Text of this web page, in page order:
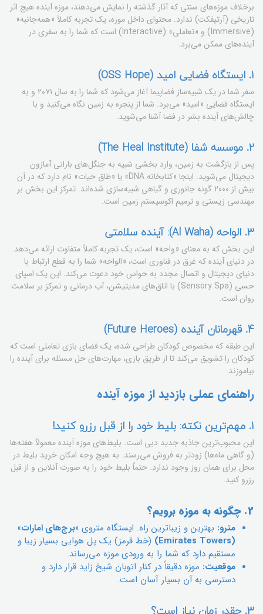
برخلاف موزه‌های سنتی که آثار گذشته را نمایش می‌دهند، موزه آینده هیچ اثر
تاریخی (آرتیفکت) ندارد. محتوای داخل موزه، یک تجربه کاملاً «همه‌جانبه»
(Immersive) و «تعاملی» (Interactive) است که شما را به سفری در
آینده‌های ممکن می‌برد.
1. ایستگاه فضایی امید (OSS Hope)
سفر شما در یک شبیه‌ساز فضاپیما آغاز می‌شود که شما را به سال ۲۰۷۱ و به
ایستگاه فضایی «امید» می‌برد. شما از پنجره به زمین نگاه می‌کنید و با
چالش‌های آینده بشر در فضا آشنا می‌شوید.
2. موسسه شفا (The Heal Institute)
پس از بازگشت به زمین، وارد بخشی شبیه به جنگل‌های بارانی آمازون
دیجیتال می‌شوید. اینجا «کتابخانه DNA» یا «طاق حیات» نام دارد که در آن
بیش از ۲۰۰۰ گونه جانوری و گیاهی شبیه‌سازی شده‌اند. تمرکز این بخش بر
مهندسی زیستی و ترمیم اکوسیستم زمین است.
3. الواحه (Al Waha): آینده سلامتی
این بخش که به معنای «واحه» است، یک تجربه کاملاً متفاوت ارائه می‌دهد.
در دنیای آینده که غرق در فناوری است، «الواحه» شما را به قطع ارتباط با
دنیای دیجیتال و اتصال مجدد به حواس خود دعوت می‌کند. این یک اسپای
حسی (Sensory Spa) با اتاق‌های مدیتیشن، آب درمانی و تمرکز بر سلامت
روان است.
4. قهرمانان آینده (Future Heroes)
این طبقه که مخصوص کودکان طراحی شده، یک فضای بازی تعاملی است که
کودکان را تشویق می‌کند تا از طریق بازی، مهارت‌های حل مسئله برای آینده را
بیاموزند.
راهنمای عملی بازدید از موزه آینده
1. مهم‌ترین نکته: بلیط خود را از قبل رزرو کنید!
این محبوب‌ترین جاذبه جدید دبی است. بلیط‌های موزه آینده معمولاً هفته‌ها
(و گاهی ماه‌ها) زودتر به فروش می‌رسند. به هیچ وجه امکان خرید بلیط در
محل برای همان روز وجود ندارد. حتماً بلیط خود را به صورت آنلاین و از قبل
رزرو کنید.
2. چگونه به موزه برویم؟
مترو: بهترین و زیباترین راه. ایستگاه متروی «برج‌های امارات»
(Emirates Towers)
(خط قرمز) یک پل هوایی بسیار زیبا و
مستقیم دارد که شما را به ورودی موزه می‌رساند.
موقعیت: موزه دقیقاً در کنار اتوبان شیخ زاید قرار دارد و
دسترسی به آن بسیار آسان است.